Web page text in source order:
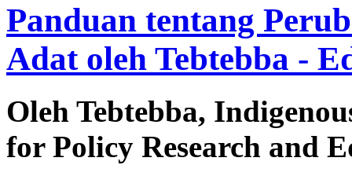
Panduan tentang
Adat oleh Tebtebba -
Oleh Tebtebba,
for Policy Research and